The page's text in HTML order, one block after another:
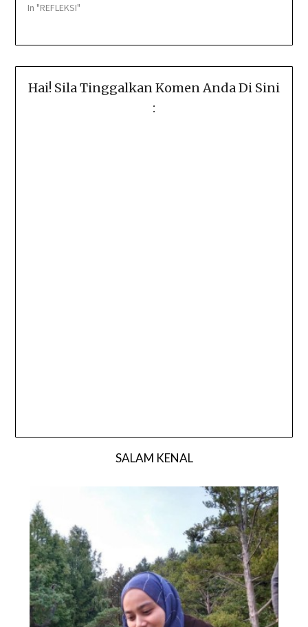
In "REFLEKSI"
Hai! Sila Tinggalkan Komen Anda Di Sini
:
SALAM KENAL